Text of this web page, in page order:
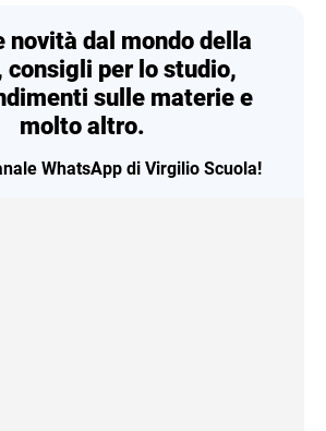
novità dal mondo della
consigli per lo studio,
sulle materie e
molto altro.
WhatsApp di Virgilio Scuola!